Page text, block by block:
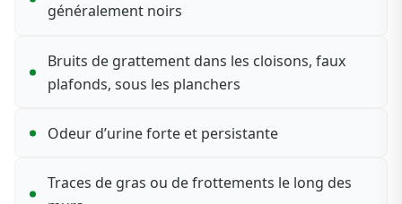
généralement noirs
Bruits de grattement dans les cloisons, faux
plafonds, sous les planchers
Odeur d’urine forte et persistante
Traces de gras ou de frottements le long des